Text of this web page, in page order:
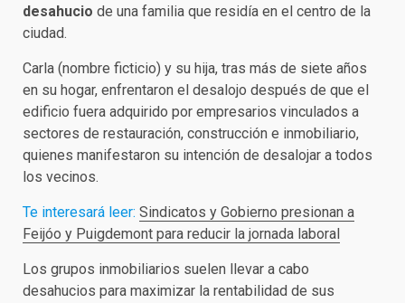
desahucio de una familia que residía en el centro de la
ciudad.
Carla (nombre ficticio) y su hija, tras más de siete años
en su hogar, enfrentaron el desalojo después de que el
edificio fuera adquirido por empresarios vinculados a
sectores de restauración, construcción e inmobiliario,
quienes manifestaron su intención de desalojar a todos
los vecinos.
Te interesará leer: Sindicatos y Gobierno presionan a
Feijóo y Puigdemont para reducir la jornada laboral
Los grupos inmobiliarios suelen llevar a cabo
desahucios para maximizar la rentabilidad de sus